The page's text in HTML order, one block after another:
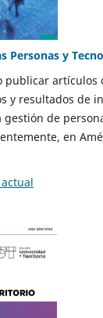
Personas y
publicar artículos
y resultados de
de
en